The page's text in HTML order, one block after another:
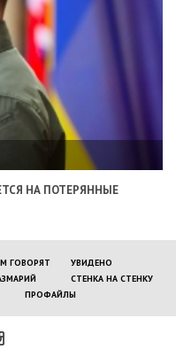
НА ПОТЕРЯННЫЕ
ГОВОРЯТ
УВИДЕНО
СТЕНКА НА СТЕНКУ
ПРОФАЙЛЫ